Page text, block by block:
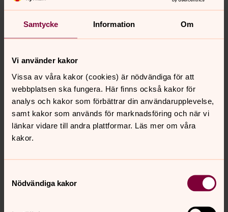
Samtycke Information Om
Vi använder kakor
Vissa av våra kakor (cookies) är nödvändiga för att
webbplatsen ska fungera. Här finns också kakor för
analys och kakor som förbättrar din användarupplevelse,
samt kakor som används för marknadsföring och när vi
länkar vidare till andra plattformar. Läs mer om våra
kakor.
Nödvändiga kakor
Bild 1 av
6
Foto: Härjedalens pastorat och Viktoria
Trapp